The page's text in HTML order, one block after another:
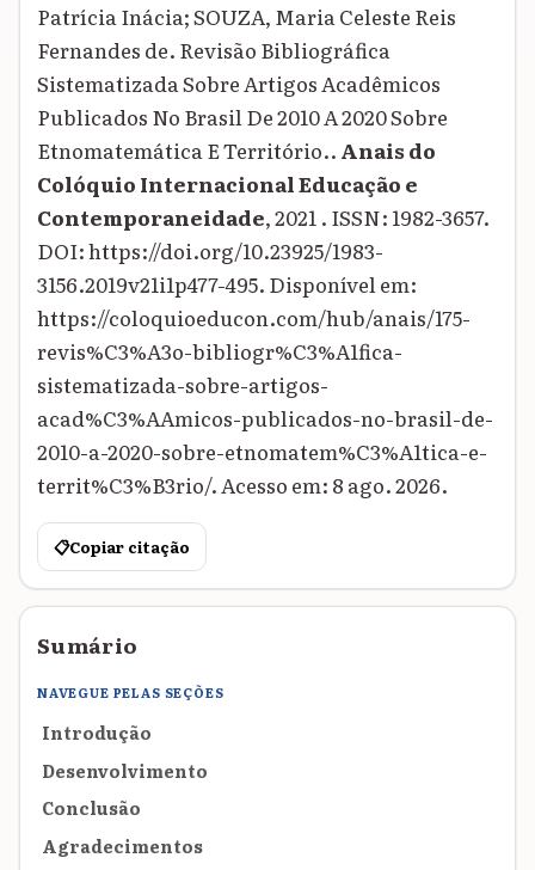
Patrícia Inácia; SOUZA, Maria Celeste Reis
Fernandes de. Revisão Bibliográfica
Sistematizada Sobre Artigos Acadêmicos
Publicados No Brasil De 2010 A 2020 Sobre
Etnomatemática E Território.. Anais do
Colóquio Internacional Educação e
Contemporaneidade, 2021 . ISSN: 1982-3657.
DOI: https://doi.org/10.23925/1983-
3156.2019v21i1p477-495. Disponível em:
https://coloquioeducon.com/hub/anais/175-
revis%C3%A3o-bibliogr%C3%A1fica-
sistematizada-sobre-artigos-
acad%C3%AAmicos-publicados-no-brasil-de-
2010-a-2020-sobre-etnomatem%C3%A1tica-e-
territ%C3%B3rio/. Acesso em: 8 ago. 2026.
📋Copiar citação
Sumário
NAVEGUE PELAS SEÇÕES
Introdução
Desenvolvimento
Conclusão
Agradecimentos